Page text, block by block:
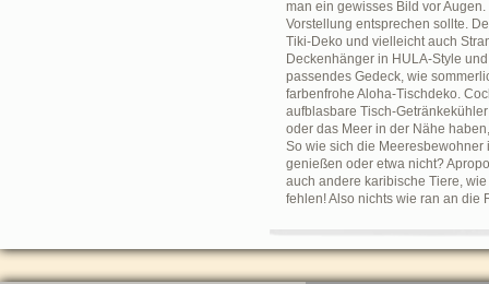
man ein gewisses Bild vor
Vorstellung entsprechen sollte.
Tiki-Deko und vielleicht auch
Deckenhänger in HULA-Style
passendes Gedeck, wie
farbenfrohe Aloha-Tischdeko.
aufblasbare Tisch-
oder das Meer in der Nähe
So wie sich die Meeresbewohner
genießen oder etwa nicht?
auch andere karibische Tiere,
fehlen! Also nichts wie ran an die